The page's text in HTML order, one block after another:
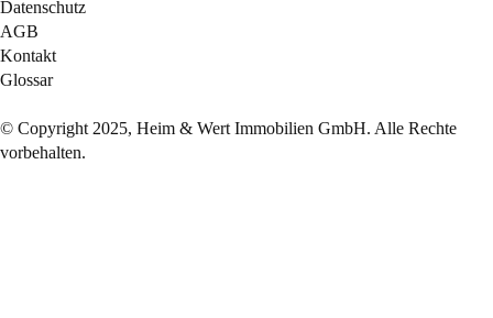
Datenschutz
AGB
Kontakt
Glossar
© Copyright 2025, Heim & Wert Immobilien GmbH. Alle Rechte
vorbehalten.